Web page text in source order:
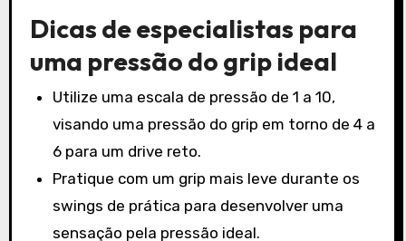
Dicas de especialistas para
uma pressão do grip ideal
Utilize uma escala de pressão de 1 a 10,
visando uma pressão do grip em torno de 4 a
6 para um drive reto.
Pratique com um grip mais leve durante os
swings de prática para desenvolver uma
sensação pela pressão ideal.